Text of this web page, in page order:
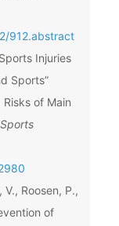
912.abstract
Injuries
Sports”
of Main
Roosen, P.,
of